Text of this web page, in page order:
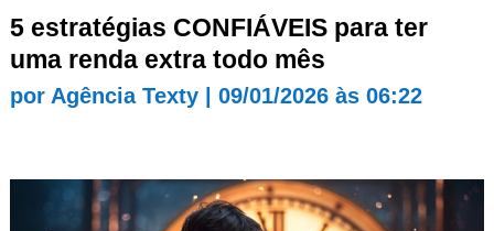
5 estratégias CONFIÁVEIS para ter
uma renda extra todo mês
por Agência Texty| 09/01/2026 às 06:22